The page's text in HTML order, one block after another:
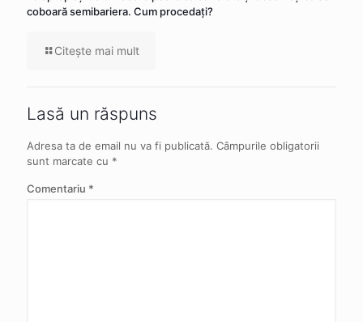
coboară semibariera. Cum procedaţi?
Citeşte mai mult
Lasă un răspuns
Adresa ta de email nu va fi publicată. Câmpurile obligatorii
sunt marcate cu *
Comentariu *